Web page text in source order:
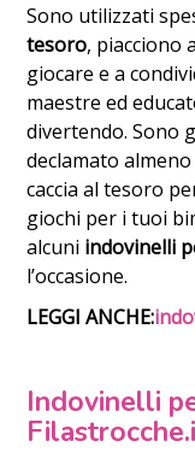
Sono utilizzati
tesoro, piacciono
giocare e a
maestre ed
divertendo. Sono
declamato
caccia al tesoro
giochi per i tuoi
alcuni indovinelli
l’occasione.
LEGGI ANCHE:
Indovinelli